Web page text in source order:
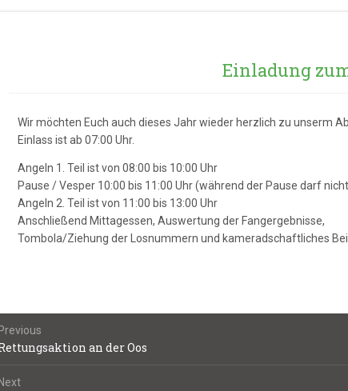
Einladung
Wir möchten Euch auch dieses Jahr wieder herzlich zu unserm
Einlass ist ab 07:00 Uhr.
Angeln 1. Teil ist von 08:00 bis 10:00 Uhr
Pause / Vesper 10:00 bis 11:00 Uhr (während der Pause darf
Angeln 2. Teil ist von 11:00 bis 13:00 Uhr
Anschließend Mittagessen, Auswertung der Fangergebnisse,
Tombola/Ziehung der Losnummern und kameradschaftliches
Previous
an der Oos
Next